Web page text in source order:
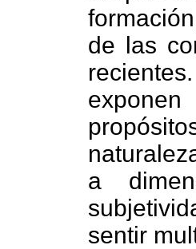
de las
a
sentir